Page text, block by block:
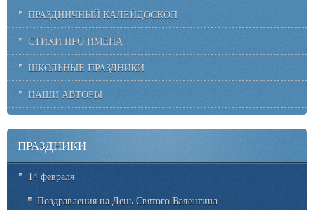
ПРАЗДНИЧНЫЙ КАЛЕЙДОСКОП
СТИХИ ПРО ИМЕНА
ШКОЛЬНЫЕ ПРАЗДНИКИ
НАШИ АВТОРЫ
ПРАЗДНИКИ
14 февраля
Поздравления на День Святого Валентина